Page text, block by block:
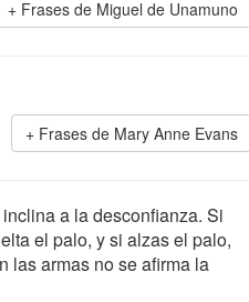
Frases de Miguel de Unamuno
Frases de Mary Anne Evans
a la desconfianza. Si
el palo, y si alzas el palo,
las armas no se afirma la